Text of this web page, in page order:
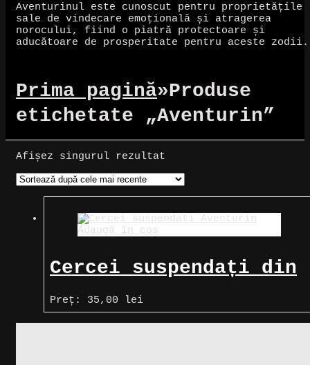
Aventurinul este cunoscut pentru proprietățile
sale de vindecare emoțională și atragerea
norocului, fiind o piatră protectoare și
aducătoare de prosperitate pentru aceste zodii.
Prima pagină»Produse
etichetate „Aventurin”
Afișez singurul rezultat
Adaugă în coș
Cercei suspendați din
Aventurin
Preț: 35,00 lei